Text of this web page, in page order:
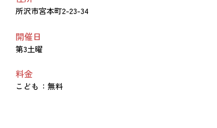
所沢市宮本町2-23-34
開催日
第3土曜
料金
こども ：無料